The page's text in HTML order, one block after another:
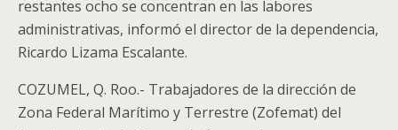
restantes ocho se concentran en las labores
administrativas, informó el director de la dependencia,
Ricardo Lizama Escalante.
COZUMEL, Q. Roo.- Trabajadores de la dirección de
Zona Federal Marítimo y Terrestre (Zofemat) del